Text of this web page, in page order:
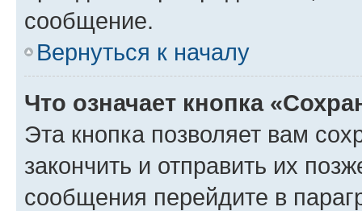
сообщение.
Вернуться к началу
Что означает кнопка
Эта кнопка позволяет вам
закончить и отправить их
сообщения перейдите в